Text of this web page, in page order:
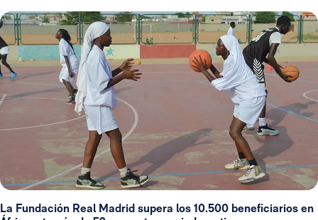
La Fundación Real Madrid supera los 10.500 beneficiarios en